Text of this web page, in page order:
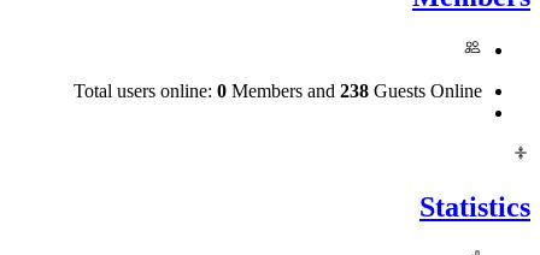
Total users online: 0 Members and 238 Guests Online
Statistics